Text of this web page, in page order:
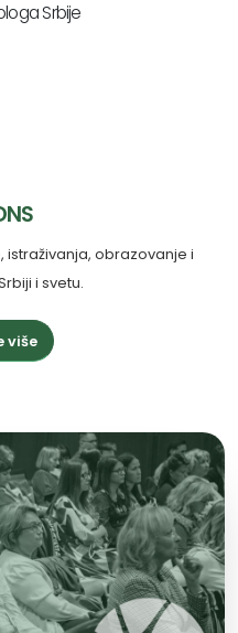
Srbije
obrazovanje i
i svetu.
više